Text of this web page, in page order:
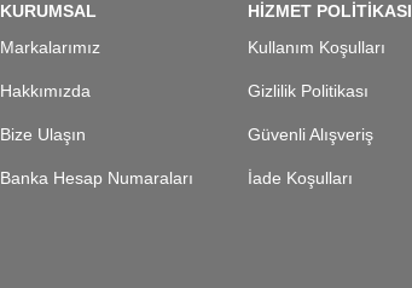
KURUMSAL
Markalarımız
Hakkımızda
Bize Ulaşın
Banka Hesap Numaraları
HİZMET POLİTİKASI
Kullanım Koşulları
Gizlilik Politikası
Güvenli Alışveriş
İade Koşulları